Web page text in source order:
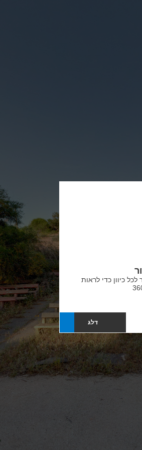
כיוון כדי לראות
דלג